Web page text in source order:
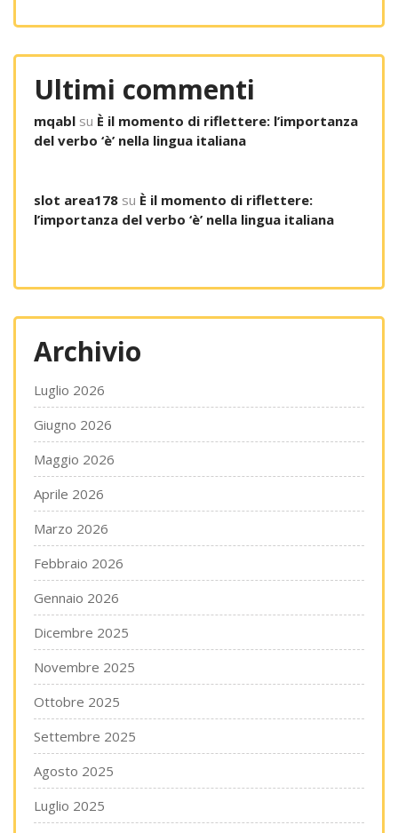
Ultimi commenti
mqabl su È il momento di riflettere: l’importanza
del verbo ‘è’ nella lingua italiana
slot area178 su È il momento di riflettere:
l’importanza del verbo ‘è’ nella lingua italiana
Archivio
Luglio 2026
Giugno 2026
Maggio 2026
Aprile 2026
Marzo 2026
Febbraio 2026
Gennaio 2026
Dicembre 2025
Novembre 2025
Ottobre 2025
Settembre 2025
Agosto 2025
Luglio 2025